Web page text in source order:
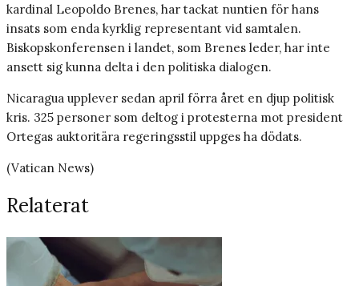
kardinal Leopoldo Brenes, har tackat nuntien för hans
insats som enda kyrklig representant vid samtalen.
Biskopskonferensen i landet, som Brenes leder, har inte
ansett sig kunna delta i den politiska dialogen.
Nicaragua upplever sedan april förra året en djup politisk
kris. 325 personer som deltog i protesterna mot president
Ortegas auktoritära regeringsstil uppges ha dödats.
(Vatican News)
Relaterat